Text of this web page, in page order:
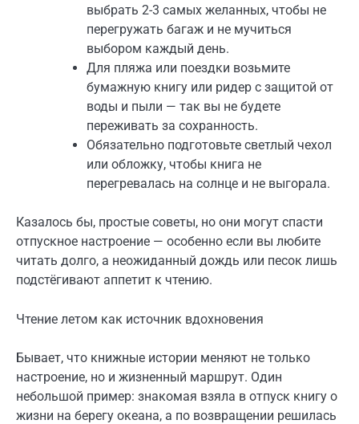
выбрать 2-3 самых желанных, чтобы не
перегружать багаж и не мучиться
выбором каждый день.
Для пляжа или поездки возьмите
бумажную книгу или ридер с защитой от
воды и пыли — так вы не будете
переживать за сохранность.
Обязательно подготовьте светлый чехол
или обложку, чтобы книга не
перегревалась на солнце и не выгорала.
Казалось бы, простые советы, но они могут спасти
отпускное настроение — особенно если вы любите
читать долго, а неожиданный дождь или песок лишь
подстёгивают аппетит к чтению.
Чтение летом как источник вдохновения
Бывает, что книжные истории меняют не только
настроение, но и жизненный маршрут. Один
небольшой пример: знакомая взяла в отпуск книгу о
жизни на берегу океана, а по возвращении решилась